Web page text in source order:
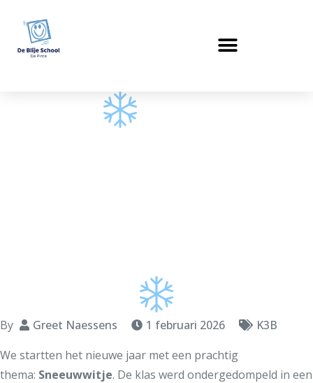
By Greet Naessens 1 februari 2026
K3B
We startten het nieuwe jaar met een prachtig
thema: Sneeuwwitje. De klas werd ondergedompeld in een